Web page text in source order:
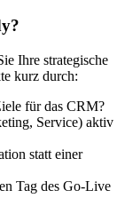
Ihre strategische
kurz durch:
für das CRM?
Service) aktiv
statt einer
Tag des Go-Live